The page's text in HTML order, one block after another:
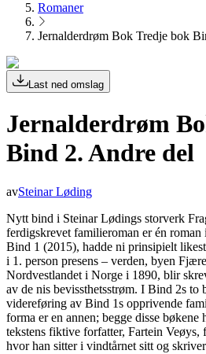
Romaner
Jernalderdrøm Bok Tredje bok
Last ned omslag
Jernalderdrøm
Bind 2. Andre del
avSteinar Løding
Nytt bind i Steinar Lødings storverk
ferdigskrevet familieroman er én
Bind 1 (2015), hadde ni prinsipielt
i 1. person presens – verden, byen
Nordvestlandet i Norge i 1890, blir
av de nis bevissthetsstrøm. I Bind 2s to
videreføring av Bind 1s opprivende
forma er en annen; begge disse bøkene
tekstens fiktive forfatter, Fartein
hvor han sitter i vindtårnet sitt og